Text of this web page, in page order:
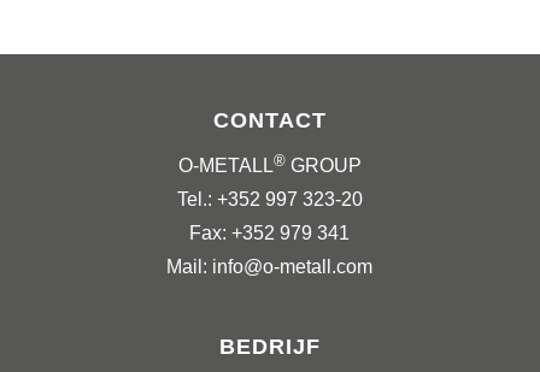
CONTACT
O-METALL®GROUP
Tel.: +352 997 323-20
Fax: +352 979 341
Mail: info@o-metall.com
BEDRIJF